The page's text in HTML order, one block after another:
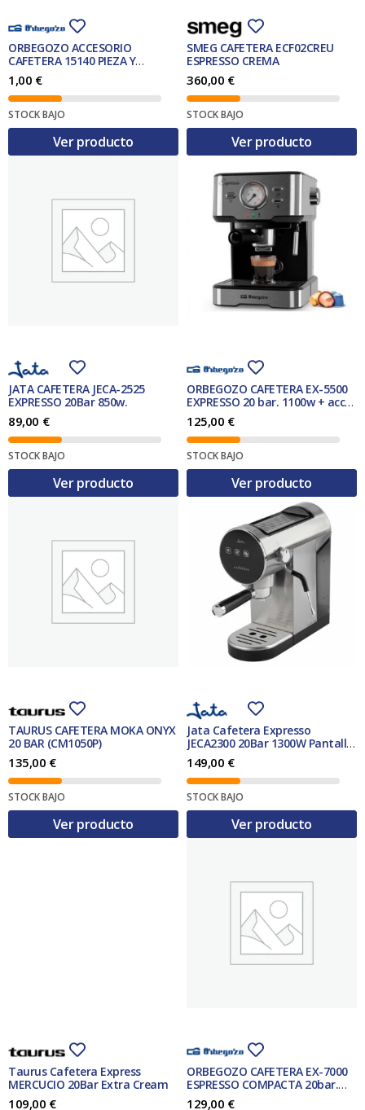
ORBEGOZO ACCESORIO
CAFETERA 15140 PIEZA Y
ACCESORIO PARA CAFETERA
1,00 €
STOCK BAJO
Ver producto
SMEG CAFETERA ECF02CREU
ESPRESSO CREMA
360,00 €
STOCK BAJO
Ver producto
JATA CAFETERA JECA-2525
EXPRESSO 20Bar 850w.
89,00 €
STOCK BAJO
Ver producto
ORBEGOZO CAFETERA EX-5500
EXPRESSO 20 bar. 1100w + acc
capsulas nespresso
125,00 €
STOCK BAJO
Ver producto
TAURUS CAFETERA MOKA ONYX
20 BAR (CM1050P)
135,00 €
STOCK BAJO
Ver producto
Jata Cafetera Expresso
JECA2300 20Bar 1300W Pantalla
Táctil
149,00 €
STOCK BAJO
Ver producto
Taurus Cafetera Express
MERCUCIO 20Bar Extra Cream
109,00 €
ORBEGOZO CAFETERA EX-7000
ESPRESSO COMPACTA 20bar.
1350w.
129,00 €